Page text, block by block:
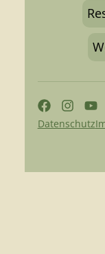
Datenschutz